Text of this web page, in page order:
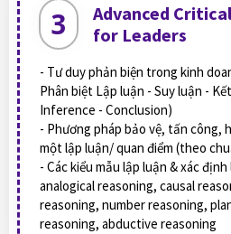
- Tư duy phản biện trong kinh
Phân biệt Lập luận - Suy luận -
Inference - Conclusion)
- Phương pháp bảo vệ, tấn công,
một lập luận/ quan điểm (theo
- Các kiểu mẫu lập luận & xác
analogical reasoning, causal
reasoning, number reasoning,
reasoning, abductive reasoning
Advanced
for Leaders
3